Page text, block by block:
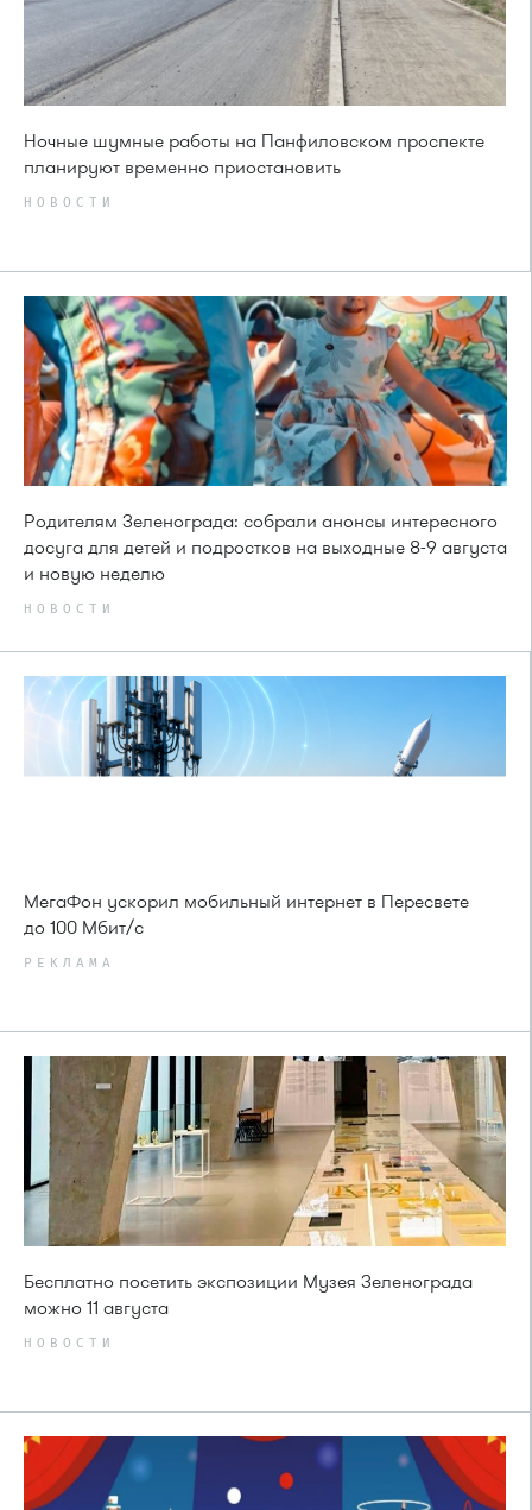
Ночные шумные работы на Панфиловском проспекте
планируют временно приостановить
НОВОСТИ
Родителям Зеленограда: собрали анонсы интересного
досуга для детей и подростков на выходные 8-9 августа
и новую неделю
НОВОСТИ
МегаФон ускорил мобильный интернет в Пересвете
до 100 Мбит/с
РЕКЛАМА
Бесплатно посетить экспозиции Музея Зеленограда
можно 11 августа
НОВОСТИ